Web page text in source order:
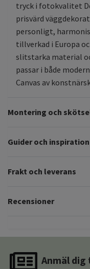
tryck i fotokvalitet
prisvärd
personligt,
tillverkad i Europa
slitstarka material
passar i både
Canvas av
Montering och
Guider och inspiration
Frakt och leverans
Recensioner
Anmäl